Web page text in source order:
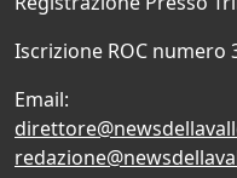
Iscrizione ROC numero
Email: